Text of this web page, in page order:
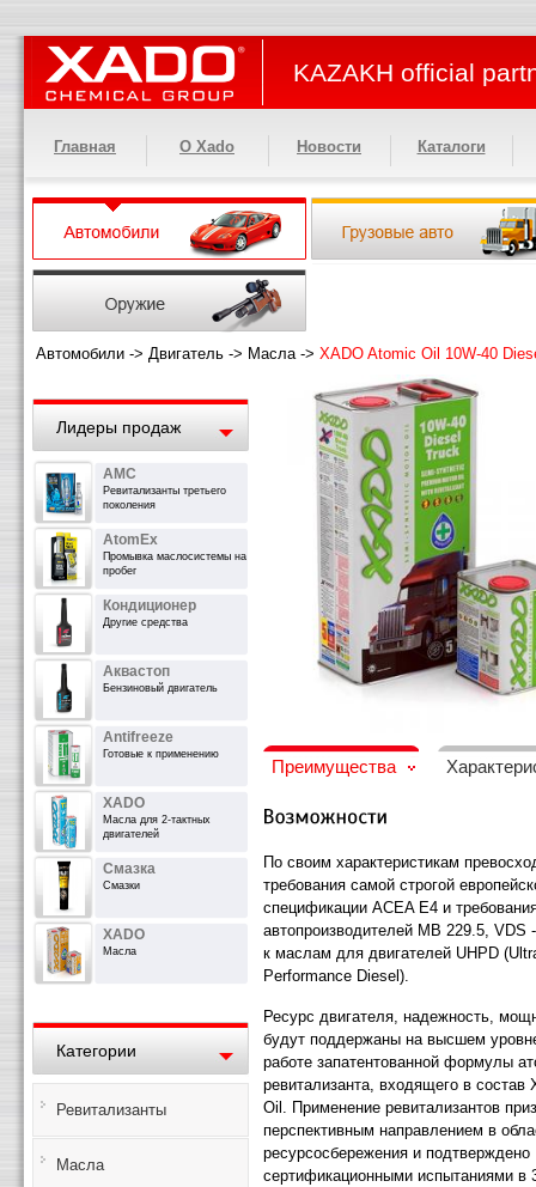
KAZAKH official
Главная О Xado Новости Каталоги
Автомобили -> Двигатель -> Масла-> XADO Atomic Oil 10W-40
Лидеры продаж
АМС
Ревитализанты третьего
поколения
AtomEx
Промывка маслосистемы на
пробег
Кондиционер
Другие средства
Аквастоп
Бензиновый двигатель
Antifreeze
Готовые к применению
XADO
Масла для 2-тактных
двигателей
Смазка
Смазки
XADO
Масла
Категории
Ревитализанты
Масла
Преимущества
По своим характеристикам
требования самой строгой
спецификации ACEA Е4 и
автопроизводителей MB 229.5, VDS
к маслам для двигателей UHPD
Performance Diesel).
Ресурс двигателя, надежность,
будут поддержаны на высшем
работе запатентованной формулы
ревитализанта, входящего в состав
Oil. Применение ревитализантов
перспективным направлением в
ресурсосбережения и подтверждено
сертификационными испытаниями в